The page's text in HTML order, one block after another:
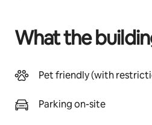
What the
Pet friendly (with
Parking on-site